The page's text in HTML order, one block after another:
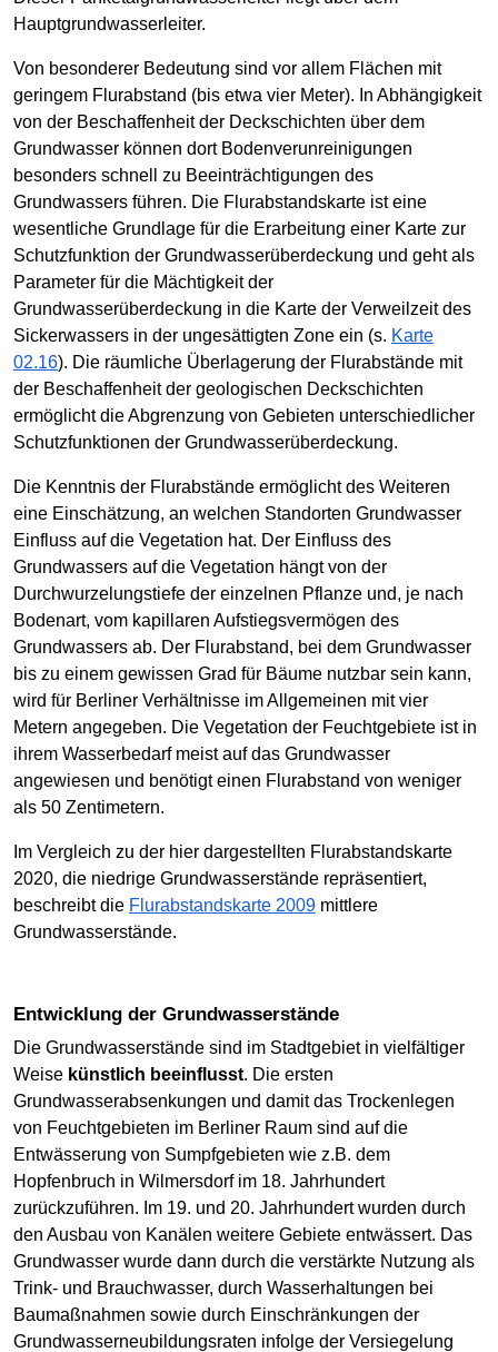
Hauptgrundwasserleiter.
Von besonderer Bedeutung sind vor allem Flächen mit
geringem Flurabstand (bis etwa vier Meter). In Abhängigkeit
von der Beschaffenheit der Deckschichten über dem
Grundwasser können dort Bodenverunreinigungen
besonders schnell zu Beeinträchtigungen des
Grundwassers führen. Die Flurabstandskarte ist eine
wesentliche Grundlage für die Erarbeitung einer Karte zur
Schutzfunktion der Grundwasserüberdeckung und geht als
Parameter für die Mächtigkeit der
Grundwasserüberdeckung in die Karte der Verweilzeit des
Sickerwassers in der ungesättigten Zone ein (s. Karte
02.16). Die räumliche Überlagerung der Flurabstände mit
der Beschaffenheit der geologischen Deckschichten
ermöglicht die Abgrenzung von Gebieten unterschiedlicher
Schutzfunktionen der Grundwasserüberdeckung.
Die Kenntnis der Flurabstände ermöglicht des Weiteren
eine Einschätzung, an welchen Standorten Grundwasser
Einfluss auf die Vegetation hat. Der Einfluss des
Grundwassers auf die Vegetation hängt von der
Durchwurzelungstiefe der einzelnen Pflanze und, je nach
Bodenart, vom kapillaren Aufstiegsvermögen des
Grundwassers ab. Der Flurabstand, bei dem Grundwasser
bis zu einem gewissen Grad für Bäume nutzbar sein kann,
wird für Berliner Verhältnisse im Allgemeinen mit vier
Metern angegeben. Die Vegetation der Feuchtgebiete ist in
ihrem Wasserbedarf meist auf das Grundwasser
angewiesen und benötigt einen Flurabstand von weniger
als 50 Zentimetern.
Im Vergleich zu der hier dargestellten Flurabstandskarte
2020, die niedrige Grundwasserstände repräsentiert,
beschreibt die Flurabstandskarte 2009 mittlere
Grundwasserstände.
Entwicklung der Grundwasserstände
Die Grundwasserstände sind im Stadtgebiet in vielfältiger
Weise künstlich beeinflusst. Die ersten
Grundwasserabsenkungen und damit das Trockenlegen
von Feuchtgebieten im Berliner Raum sind auf die
Entwässerung von Sumpfgebieten wie z.B. dem
Hopfenbruch in Wilmersdorf im 18. Jahrhundert
zurückzuführen. Im 19. und 20. Jahrhundert wurden durch
den Ausbau von Kanälen weitere Gebiete entwässert. Das
Grundwasser wurde dann durch die verstärkte Nutzung als
Trink- und Brauchwasser, durch Wasserhaltungen bei
Baumaßnahmen sowie durch Einschränkungen der
Grundwasserneubildungsraten infolge der Versiegelung